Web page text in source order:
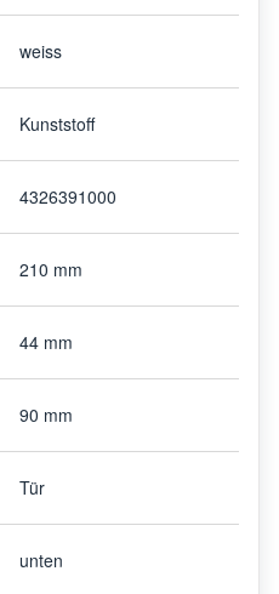
weiss
Kunststoff
4326391000
210 mm
44 mm
90 mm
Tür
unten